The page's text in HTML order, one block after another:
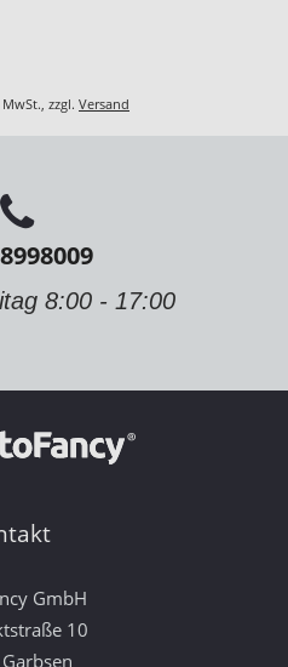
zzgl. Versand
8:00 - 17:00
GmbH
10